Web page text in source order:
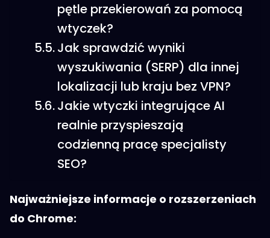
pętle przekierowań za pomocą
wtyczek?
Jak sprawdzić wyniki
wyszukiwania (SERP) dla innej
lokalizacji lub kraju bez VPN?
Jakie wtyczki integrujące AI
realnie przyspieszają
codzienną pracę specjalisty
SEO?
Najważniejsze informacje o rozszerzeniach
do Chrome: